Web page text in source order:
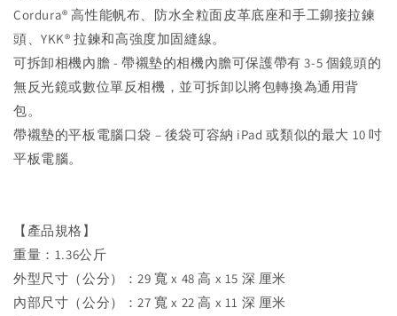
Cordura® 高性能帆布、防水全粒面皮革底座和手工鉚接拉鍊
頭、YKK® 拉鍊和高強度加固縫線。
可拆卸相機內膽 - 帶襯墊的相機內膽可保護帶有 3-5 個鏡頭的
無反光鏡或數位單反相機，並可拆卸以將包轉換為通用背
包。
帶襯墊的平板電腦口袋 – 後袋可容納 iPad 或類似的最大 10 吋
平板電腦。
【產品規格】
重量：1.36公斤
外型尺寸（公分）：29 寬 x 48 高 x 15 深 厘米
內部尺寸（公分）：27 寬 x 22 高 x 11 深 厘米